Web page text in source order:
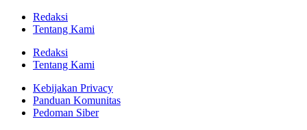
Redaksi
Tentang Kami
Redaksi
Tentang Kami
Kebijakan Privacy
Panduan Komunitas
Pedoman Siber